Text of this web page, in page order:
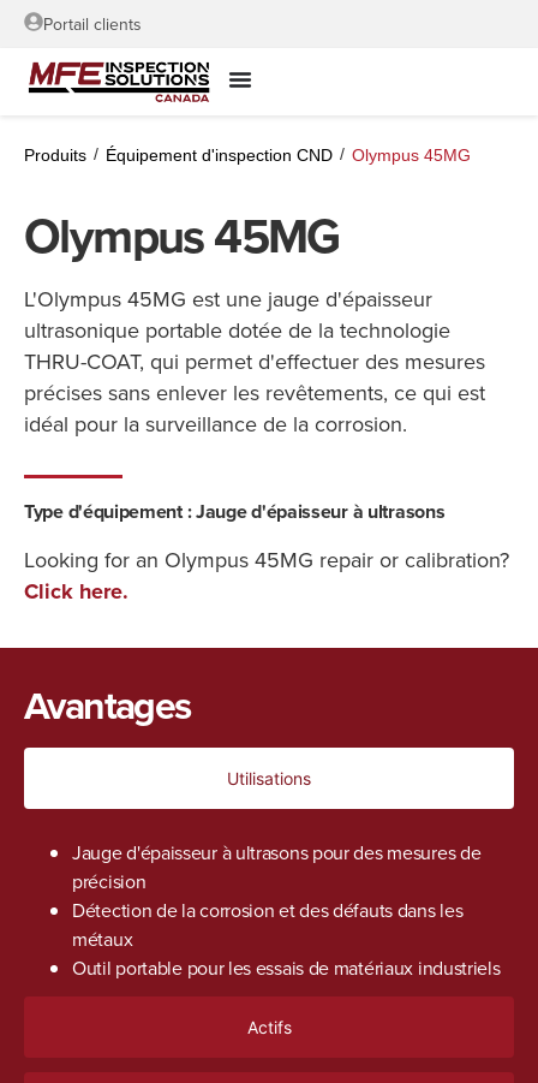
Portail clients
Produits / Équipement d'inspection CND / Olympus 45MG
Olympus 45MG
L'Olympus 45MG est une jauge d'épaisseur
ultrasonique portable dotée de la technologie
THRU-COAT, qui permet d'effectuer des mesures
précises sans enlever les revêtements, ce qui est
idéal pour la surveillance de la corrosion.
Type d'équipement : Jauge d'épaisseur à ultrasons
Looking for an Olympus 45MG repair or calibration?
Click here.
Avantages
Utilisations
Actifs
Jauge d'épaisseur à ultrasons pour des mesures de
précision
Détection de la corrosion et des défauts dans les
métaux
Outil portable pour les essais de matériaux industriels